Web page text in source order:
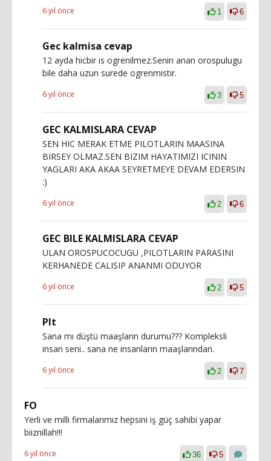
6 yıl önce 1 6
Gec kalmisa cevap
12 ayda hicbir is ogrenilmez.Senin anan orospulugu
bile daha uzun surede ogrenmistir.
6 yıl önce 3 5
GEC KALMISLARA CEVAP
SEN HIC MERAK ETME PILOTLARIN MAASINA
BIRSEY OLMAZ.SEN BIZIM HAYATIMIZI ICININ
YAGLARI AKA AKAA SEYRETMEYE DEVAM EDERSIN
:)
6 yıl önce 2 6
GEC BILE KALMISLARA CEVAP
ULAN OROSPUCOCUGU ,PILOTLARIN PARASINI
KERHANEDE CALISIP ANANMI ODUYOR
6 yıl önce 2 5
Plt
Sana mı düştü maaşların durumu??? Kompleksli
insan seni.. sana ne insanların maaşlarından.
6 yıl önce 2 7
FO
Yerli ve milli firmalarımız hepsini iş güç sahibi yapar
biiznillah!!!
6 yıl önce 36 5